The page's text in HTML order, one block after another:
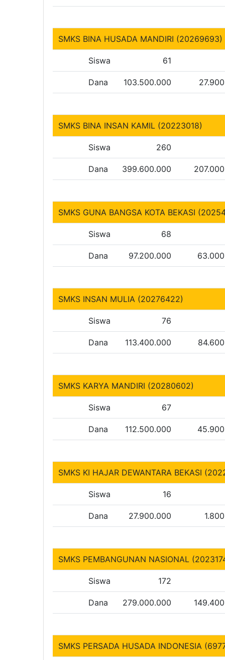
SMKS BINA HUSADA MANDIRI (20269693)
Siswa 61
Dana 103.500.000
SMKS BINA INSAN KAMIL (20223018)
Siswa 260
Dana 399.600.000
SMKS GUNA BANGSA KOTA BEKASI
Siswa 68
Dana 97.200.000
SMKS INSAN MULIA (20276422)
Siswa 76
Dana 113.400.000
SMKS KARYA MANDIRI (20280602)
Siswa 67
Dana 112.500.000
SMKS KI HAJAR DEWANTARA BEKASI
Siswa 16
Dana 27.900.000
SMKS PEMBANGUNAN NASIONAL
Siswa 172
Dana 279.000.000
SMKS PERSADA HUSADA INDONESIA